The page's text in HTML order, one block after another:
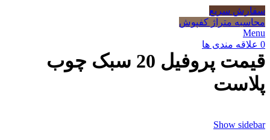
سفارش سریع
محاسبه متراژ کفپوش
Menu
0 علاقه مندی ها
قیمت پروفیل 20 سبک چوب
پلاست
Show sidebar